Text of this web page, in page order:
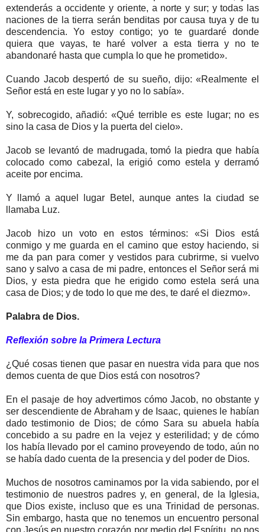
extenderás a occidente y oriente, a norte y sur; y todas las
naciones de la tierra serán benditas por causa tuya y de tu
descendencia. Yo estoy contigo; yo te guardaré donde
quiera que vayas, te haré volver a esta tierra y no te
abandonaré hasta que cumpla lo que he prometido».
Cuando Jacob despertó de su sueño, dijo: «Realmente el
Señor está en este lugar y yo no lo sabía».
Y, sobrecogido, añadió: «Qué terrible es este lugar; no es
sino la casa de Dios y la puerta del cielo».
Jacob se levantó de madrugada, tomó la piedra que había
colocado como cabezal, la erigió como estela y derramó
aceite por encima.
Y llamó a aquel lugar Betel, aunque antes la ciudad se
llamaba Luz.
Jacob hizo un voto en estos términos: «Si Dios está
conmigo y me guarda en el camino que estoy haciendo, si
me da pan para comer y vestidos para cubrirme, si vuelvo
sano y salvo a casa de mi padre, entonces el Señor será mi
Dios, y esta piedra que he erigido como estela será una
casa de Dios; y de todo lo que me des, te daré el diezmo».
Palabra de Dios.
Reflexión sobre la Primera Lectura
¿Qué cosas tienen que pasar en nuestra vida para que nos
demos cuenta de que Dios está con nosotros?
En el pasaje de hoy advertimos cómo Jacob, no obstante y
ser descendiente de Abraham y de Isaac, quienes le habían
dado testimonio de Dios; de cómo Sara su abuela había
concebido a su padre en la vejez y esterilidad; y de cómo
los había llevado por el camino proveyendo de todo, aún no
se había dado cuenta de la presencia y del poder de Dios.
Muchos de nosotros caminamos por la vida sabiendo, por el
testimonio de nuestros padres y, en general, de la Iglesia,
que Dios existe, incluso que es una Trinidad de personas.
Sin embargo, hasta que no tenemos un encuentro personal
con Jesús en nuestro corazón por medio del Espíritu, no nos